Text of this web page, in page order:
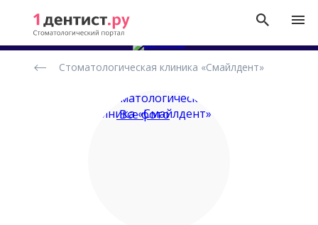
стоматологических
Стоматологическая клиника «Смайлдент»
Все фото